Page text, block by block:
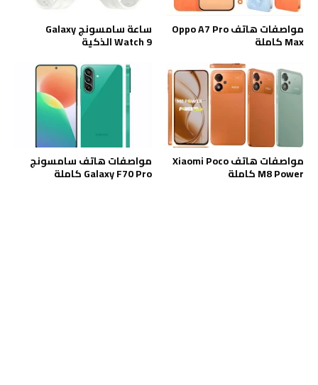
مواصفات هاتف Oppo A7 Pro
Max كاملة
ساعة سامسونج Galaxy
Watch 9 الذكية
مواصفات هاتف Xiaomi Poco
M8 Power كاملة
مواصفات هاتف سامسونج
Galaxy F70 Pro كاملة